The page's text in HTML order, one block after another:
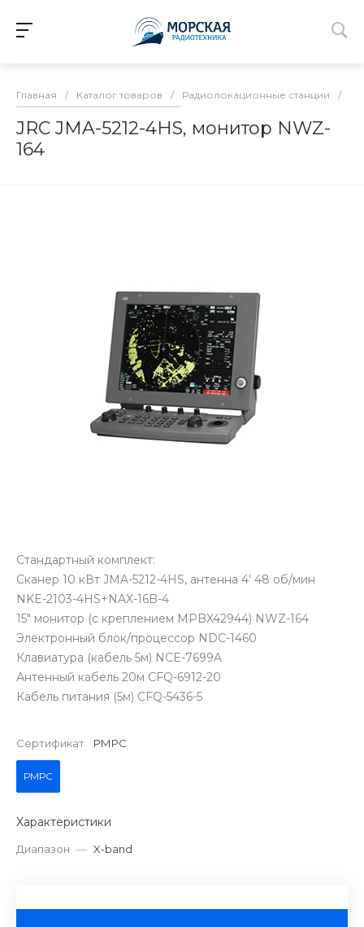
Главная / Каталог товаров / Радиолокационные станции /
JRC JMA-5212-4HS, монитор NWZ-
164
Стандартный комплект:
Сканер 10 кВт JMA-5212-4HS, антенна 4' 48 об/мин
NKE-2103-4HS+NAX-16B-4
15" монитор (с креплением MPBX42944) NWZ-164
Электронный блок/процессор NDC-1460
Клавиатура (кабель 5м) NCE-7699A
Антенный кабель 20м CFQ-6912-20
Кабель питания (5м) CFQ-5436-5
Сертификат РМРС
РМРС
Характеристики
Диапазон — X-band